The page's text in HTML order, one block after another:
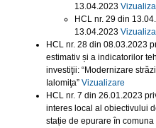
13.04.2023
HCL nr. 29 din
13.04.2023
HCL nr. 28 din 08.03.2023
estimativ și a indicatorilor
investiţii: “Modernizare
Ialomiţa” Vizualizare
HCL nr. 7 din 26.01.2023
interes local al obiectivului
stație de epurare în